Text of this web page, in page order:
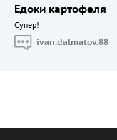
Едоки картофеля
Cупер!
ivan.dalmatov.88